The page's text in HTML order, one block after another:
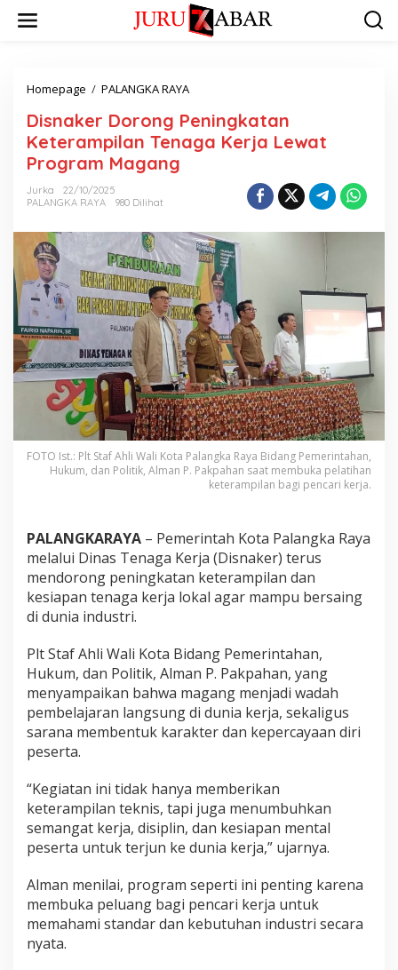
Homepage / PALANGKA RAYA
Disnaker Dorong Peningkatan
Keterampilan Tenaga Kerja Lewat
Program Magang
Jurka
22/10/2025
PALANGKA RAYA
980 Dilihat
FOTO Ist.: Plt Staf Ahli Wali Kota Palangka Raya Bidang Pemerintahan,
Hukum, dan Politik, Alman P. Pakpahan saat membuka pelatihan
keterampilan bagi pencari kerja.
PALANGKARAYA – Pemerintah Kota Palangka Raya
melalui Dinas Tenaga Kerja (Disnaker) terus
mendorong peningkatan keterampilan dan
kesiapan tenaga kerja lokal agar mampu bersaing
di dunia industri.
Plt Staf Ahli Wali Kota Bidang Pemerintahan,
Hukum, dan Politik, Alman P. Pakpahan, yang
menyampaikan bahwa magang menjadi wadah
pembelajaran langsung di dunia kerja, sekaligus
sarana membentuk karakter dan kepercayaan diri
peserta.
“Kegiatan ini tidak hanya memberikan
keterampilan teknis, tapi juga menumbuhkan
semangat kerja, disiplin, dan kesiapan mental
peserta untuk terjun ke dunia kerja,” ujarnya.
Alman menilai, program seperti ini penting karena
membuka peluang bagi pencari kerja untuk
memahami standar dan kebutuhan industri secara
nyata.